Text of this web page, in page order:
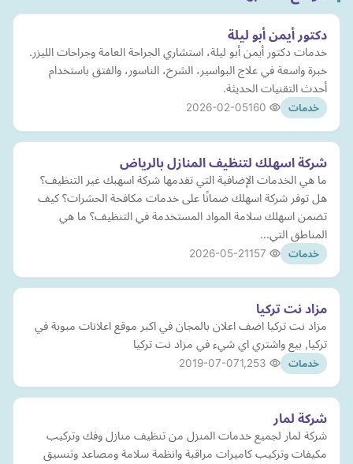
دكتور أيمن أبو ليلة
خدمات دكتور أيمن أبو ليلة، استشاري الجراحة العامة وجراحات الليزر.
خبرة واسعة في علاج البواسير، الشرخ، الناسور، والفتق باستخدام
أحدث التقنيات الحديثة.
خدمات 2026-02-05
شركة اسهلك لتنظيف المنازل بالرياض
ما هي الخدمات الإضافية التي تقدمها شركة اسهبك غير التنظيف؟
هل توفر شركة اسهلك ضمانًا على خدمات مكافحة الحشرات؟ كيف
تضمن اسهلك سلامة المواد المستخدمة في التنظيف؟ ما هي
المناطق التي…
خدمات 2026-05-21
مزاد نت تركيا
مزاد نت تركيا اضف اعلان بالمجان في اكبر موقع اعلانات مبوبة في
تركيا, بيع واشتري اي شيء في مزاد نت تركيا
خدمات 2019-07-07
شركة لمار
شركة لمار لجميع خدمات المنزل من تنظيف منازل وفك وتركيب
مكيفات وتركيب كاميرات مراقبة وانظمة سلامة ومصاعد وتنسيق